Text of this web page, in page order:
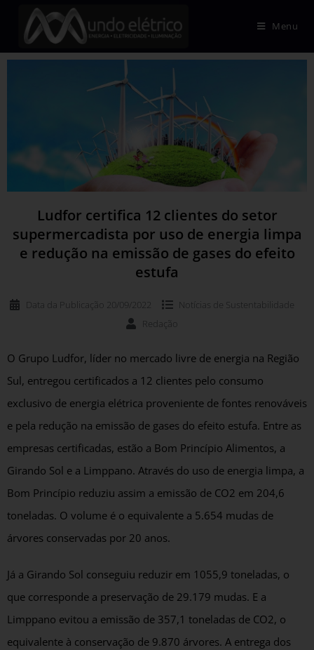
Menu
Ludfor certifica 12 clientes do setor
supermercadista por uso de energia limpa
e redução na emissão de gases do efeito
estufa
Data da Publicação 20/09/2022 Notícias de
Sustentabilidade
Redação
O Grupo Ludfor, líder no mercado livre de energia na Região
Sul, entregou certificados a 12 clientes pelo consumo
exclusivo de energia elétrica proveniente de fontes renováveis
e pela redução na emissão de gases do efeito estufa. Entre as
empresas certificadas, estão a Bom Princípio Alimentos, a
Girando Sol e a Limppano. Através do uso de energia limpa, a
Bom Princípio reduziu assim a emissão de CO2 em 204,6
toneladas. O volume é o equivalente a 5.654 mudas de
árvores conservadas por 20 anos.
Já a Girando Sol conseguiu reduzir em 1055,9 toneladas, o
que corresponde a preservação de 29.179 mudas. E a
Limppano evitou a emissão de 357,1 toneladas de CO2, o
equivalente à conservação de 9.870 árvores. A entrega dos